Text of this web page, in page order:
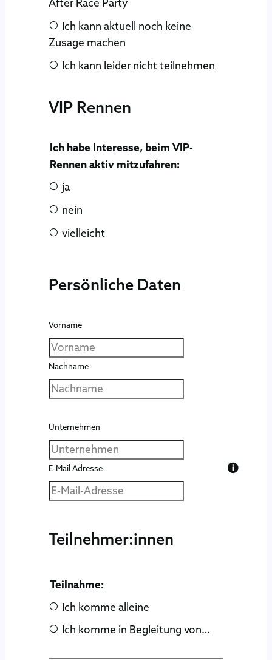
After Race Party
Ich kann aktuell noch keine
Zusage machen
Ich kann leider nicht teilnehmen
VIP Rennen
Ich habe Interesse, beim VIP-
Rennen aktiv mitzufahren:
ja
nein
vielleicht
Persönliche Daten
Vorname
Nachname
Unternehmen
E-Mail Adresse
Teilnehmer:innen
Teilnahme:
Ich komme alleine
Ich komme in Begleitung von…